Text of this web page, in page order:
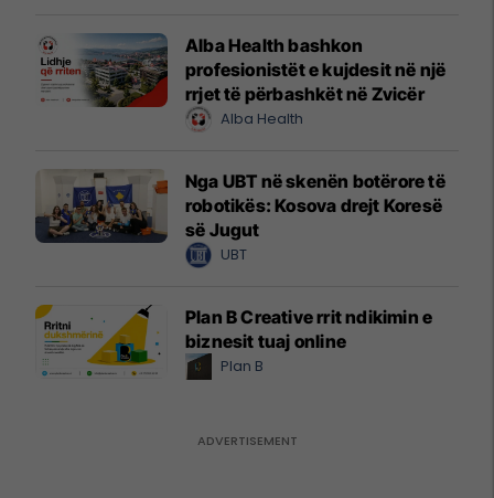
Alba Health bashkon
profesionistët e kujdesit në një
rrjet të përbashkët në Zvicër
Alba Health
Nga UBT në skenën botërore të
robotikës: Kosova drejt Koresë
së Jugut
UBT
Plan B Creative rrit ndikimin e
biznesit tuaj online
Plan B